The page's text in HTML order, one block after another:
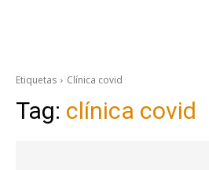
Etiquetas Clínica covid
Tag: clínica covid